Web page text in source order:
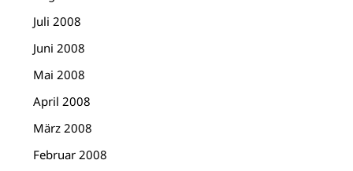
Juli 2008
Juni 2008
Mai 2008
April 2008
März 2008
Februar 2008